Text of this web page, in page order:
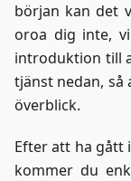
början kan det
oroa dig inte,
introduktion till
tjänst nedan,
överblick.
Efter att ha gått
kommer du